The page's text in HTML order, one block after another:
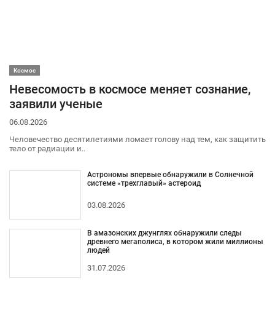
Космос
Невесомость в космосе меняет сознание,
заявили ученые
06.08.2026
Человечество десятилетиями ломает голову над тем, как защитить
тело от радиации и..
Астрономы впервые обнаружили в Солнечной
системе «трехглавый» астероид
03.08.2026
В амазонских джунглях обнаружили следы
древнего мегаполиса, в котором жили миллионы
людей
31.07.2026